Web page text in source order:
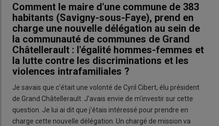
Comment le maire d'une commune de 383
habitants (Savigny-sous-Faye), prend en
charge une nouvelle délégation au sein de
la communauté de communes de Grand
Châtellerault : l'égalité hommes-femmes et
la lutte contre les discriminations et les
violences intrafamiliales ?
Je savais que c'était une volonté de Cyril Cibert, élu président
de Grand Châtellerault. J'avais envie de m'investir sur cette
question. Je lui ai dit que j'étais intéressé pour prendre en
charge cette nouvelle délégation. Un chargé de mission va